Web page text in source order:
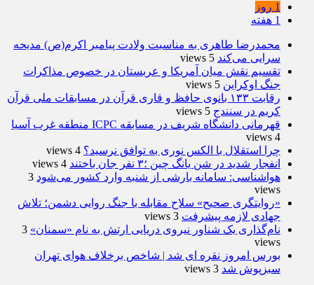
1 روز
1 هفته
محمدرضا طاهری به مناسبت ولادت پیامبر اکرم(ص) مدیحه
سرایی می‌کند 5 views
تقسیم نقش میان آمریکا و عربستان در خصوص مذاکرات
جنگ اوکراین 5 views
رقابت ۱۳۳ بانوی حافظ و قاری قرآن در مسابقات ملی قرآن
کریم در سنندج 5 views
قهرمانی دانشگاه شریف در مسابقه ICPC منطقه غرب آسیا
4 views
چرا استقلال با الکس نوری به توافق نرسید؟ 4 views
انفجار شدید در شن یانگ چین ؛۳ نفر جان باختند
4 views
هواشناسی: سامانه بارشی از شنبه وارد کشور می‌شود 3
views
«روایتگری صحیح» سلاح مقابله با جنگ روایی دشمن؛ تلاش
جهادی لازمه پیشرفت 3 views
نام‌گذاری یک شناور نیروی دریایی ارتش به نام «سمنان» 3
views
بورس امروز نقره ای شد | شاخص برخلاف هوای تهران
سبزپوش شد 3 views